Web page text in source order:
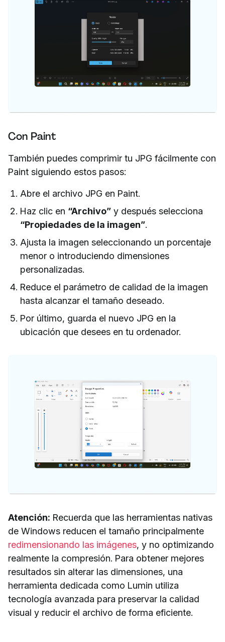
Con Paint
También puedes comprimir tu JPG fácilmente con
Paint siguiendo estos pasos:
Abre el archivo JPG en Paint.
Haz clic en “Archivo” y después selecciona
“Propiedades de la imagen”.
Ajusta la imagen seleccionando un porcentaje
menor o introduciendo dimensiones
personalizadas.
Reduce el parámetro de calidad de la imagen
hasta alcanzar el tamaño deseado.
Por último, guarda el nuevo JPG en la
ubicación que desees en tu ordenador.
Atención: Recuerda que las herramientas nativas
de Windows reducen el tamaño principalmente
redimensionando las imágenes, y no optimizando
realmente la compresión. Para obtener mejores
resultados sin alterar las dimensiones, una
herramienta dedicada como Lumin utiliza
tecnología avanzada para preservar la calidad
visual y reducir el archivo de forma eficiente.